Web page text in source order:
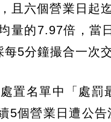
且六個營業日起
量的7.97倍，當
5分鐘撮合一次
置名單中「處
5個營業日遭公